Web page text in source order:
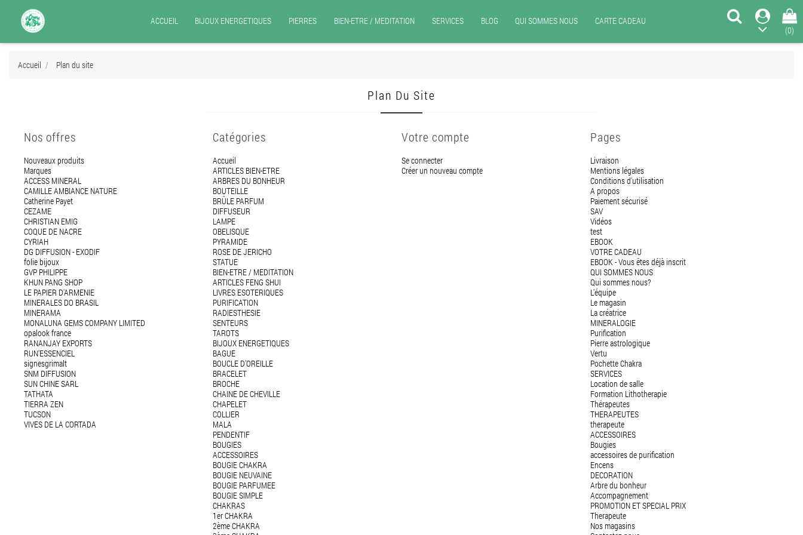
ACCUEIL BIJOUX ENERGETIQUES PIERRES BIEN-ETRE / MEDITATION SERVICES BLOG QUI SOMMES NOUS
CARTE CADEAU
(0)
Accueil Plan du site
Plan Du Site
Nos offres
Nouveaux produits
Marques
ACCESS MINERAL
CAMILLE AMBIANCE NATURE
Catherine Payet
CEZAME
CHRISTIAN EMIG
COQUE DE NACRE
CYRIAH
DG DIFFUSION - EXODIF
folie bijoux
GVP PHILIPPE
KHUN PANG SHOP
LE PAPIER D'ARMENIE
MINERALES DO BRASIL
MINERAMA
MONALUNA GEMS COMPANY LIMITED
opalook france
RANANJAY EXPORTS
RUN'ESSENCIEL
signesgrimalt
SNM DIFFUSION
SUN CHINE SARL
TATHATA
TIERRA ZEN
TUCSON
VIVES DE LA CORTADA
Catégories
Accueil
ARTICLES BIEN-ETRE
ARBRES DU BONHEUR
BOUTEILLE
BRÛLE PARFUM
DIFFUSEUR
LAMPE
OBELISQUE
PYRAMIDE
ROSE DE JERICHO
STATUE
BIEN-ETRE / MEDITATION
ARTICLES FENG SHUI
LIVRES ESOTERIQUES
PURIFICATION
RADIESTHESIE
SENTEURS
TAROTS
BIJOUX ENERGETIQUES
BAGUE
BOUCLE D'OREILLE
BRACELET
BROCHE
CHAINE DE CHEVILLE
CHAPELET
COLLIER
MALA
PENDENTIF
BOUGIES
ACCESSOIRES
BOUGIE CHAKRA
BOUGIE NEUVAINE
BOUGIE PARFUMEE
BOUGIE SIMPLE
CHAKRAS
1er CHAKRA
2ème CHAKRA
Votre compte
Se connecter
Créer un nouveau compte
Pages
Livraison
Mentions légales
Conditions d'utilisation
A propos
Paiement sécurisé
SAV
Vidéos
test
EBOOK
VOTRE CADEAU
EBOOK - Vous êtes déjà inscrit
QUI SOMMES NOUS
Qui sommes nous?
L'équipe
Le magasin
La créatrice
MINERALOGIE
Purification
Pierre astrologique
Vertu
Pochette Chakra
SERVICES
Location de salle
Formation Lithotherapie
Thérapeutes
THERAPEUTES
therapeute
ACCESSOIRES
Bougies
accessoires de purification
Encens
DECORATION
Arbre du bonheur
Accompagnement
PROMOTION ET SPECIAL PRIX
Therapeute
Nos magasins